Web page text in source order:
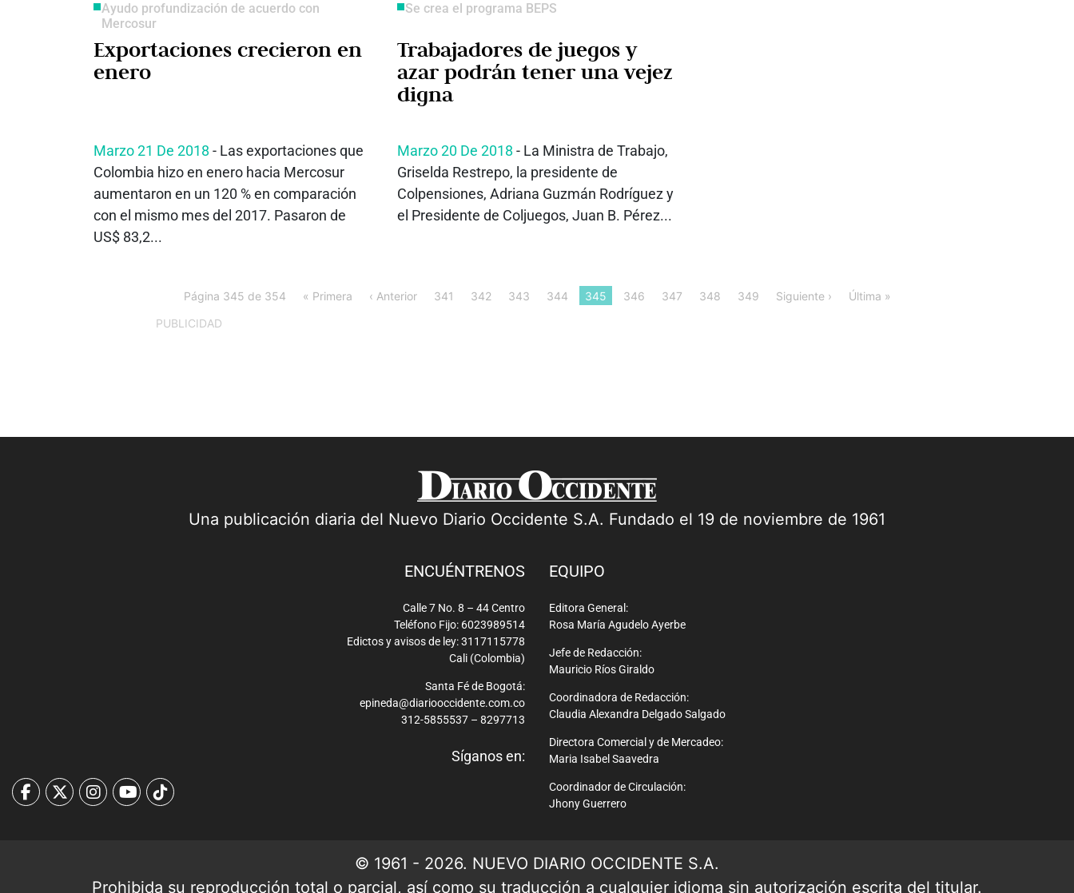
Ayudo profundización de acuerdo con
Mercosur
Exportaciones crecieron en
enero
Marzo 21 De 2018 - Las exportaciones que
Colombia hizo en enero hacia Mercosur
aumentaron en un 120 % en comparación
con el mismo mes del 2017. Pasaron de
US$ 83,2...
Se crea el programa BEPS
Trabajadores de juegos y
azar podrán tener una vejez
digna
Marzo 20 De 2018 - La Ministra de Trabajo,
Griselda Restrepo, la presidente de
Colpensiones, Adriana Guzmán Rodríguez y
el Presidente de Coljuegos, Juan B. Pérez...
Página 345 de 354 « Primera ‹ Anterior 341 342 343 344 345 346 347 348 349 Siguiente › Última »
PUBLICIDAD
Una publicación diaria del Nuevo Diario Occidente S.A. Fundado el 19 de noviembre de 1961
ENCUÉNTRENOS
Calle 7 No. 8 – 44 Centro
Teléfono Fijo: 6023989514
Edictos y avisos de ley: 3117115778
Cali (Colombia)
Santa Fé de Bogotá:
epineda@diariooccidente.com.co
312-5855537 – 8297713
Síganos en:
EQUIPO
Editora General:
Rosa María Agudelo Ayerbe
Jefe de Redacción:
Mauricio Ríos Giraldo
Coordinadora de Redacción:
Claudia Alexandra Delgado Salgado
Directora Comercial y de Mercadeo:
Maria Isabel Saavedra
Coordinador de Circulación:
Jhony Guerrero
© 1961 - 2026. NUEVO DIARIO OCCIDENTE S.A.
Prohibida su reproducción total o parcial, así como su traducción a cualquier idioma sin autorización escrita del titular.